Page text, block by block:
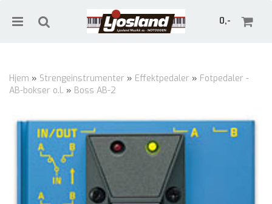
0,-
Hjem » Strengeinstrumenter » Effektpedaler » Fotpedaler -
AB-bokser o.l. » Boss AB-2
Trykk ENTER for å søke